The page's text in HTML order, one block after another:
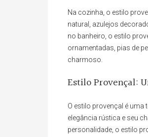
Na cozinha, o estilo
natural, azulejos
no banheiro, o estilo
ornamentadas, pias de
charmoso.
Estilo Provençal:
O estilo provençal é
elegância rústica e seu
personalidade, o estilo